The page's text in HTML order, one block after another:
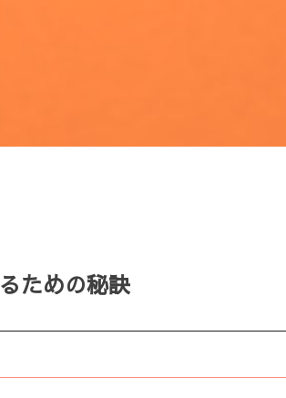
ための秘訣